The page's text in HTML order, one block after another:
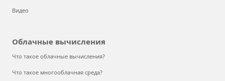
Видео
Облачные вычисления
Что такое облачные вычисления?
Что такое многооблачная среда?